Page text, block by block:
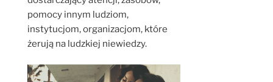
pomocy innym ludziom,
instytucjom, organizacjom, które
żerują na ludzkiej niewiedzy.